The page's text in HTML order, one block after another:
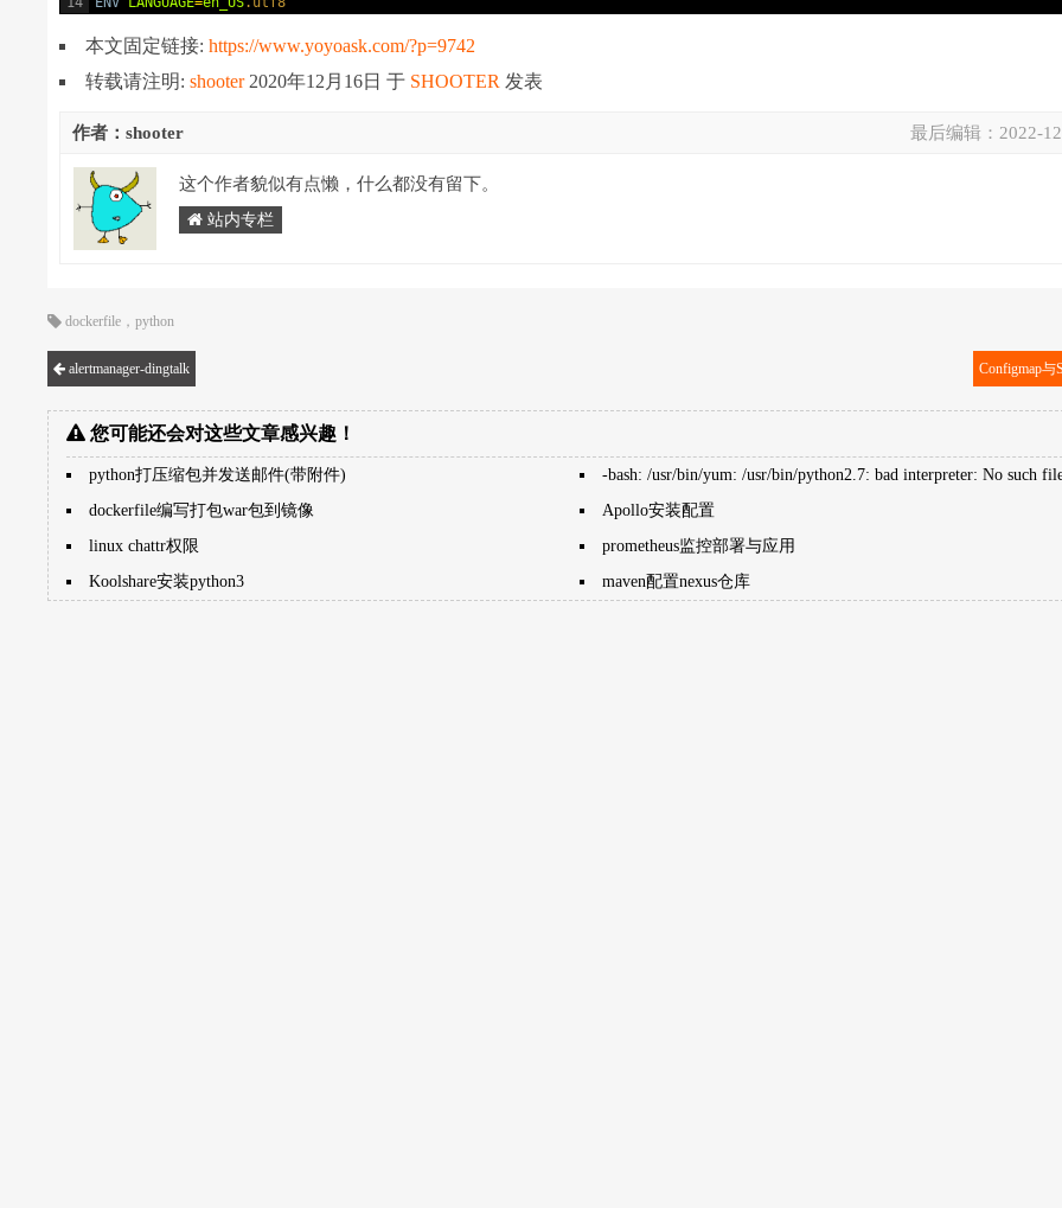
本文固定链接:https://www.yoyoask.com/?p=9742
转载请注明:shooter 2020年12月16日于 SHOOTER 发表
最后编辑： 2022-
作者：shooter
这个作者貌似有点懒，什么都没有留下。
站内专栏
dockerfile ，python
alertmanager-dingtalk Configmap与
您可能还会对这些文章感兴趣！
python打压缩包并发送邮件(带附件)
-bash: /usr/bin/yum: /usr/bin/python2.7: bad interpreter: No such
dockerfile编写打包war包到镜像
Apollo安装配置
linux chattr权限
prometheus监控部署与应用
Koolshare安装python3
maven配置nexus仓库